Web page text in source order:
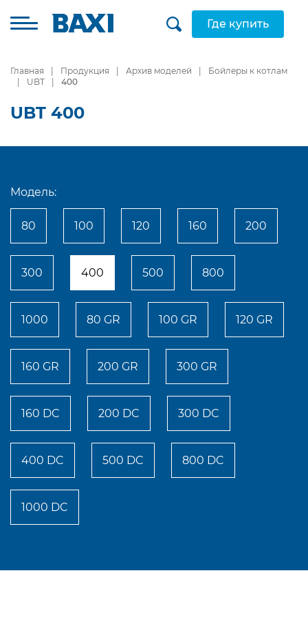
Где купить
Главная Продукция Архив моделей
Бойлеры к котлам
UBT
400
UBT 400
Модель:
80 100 120 160 200
300 400 500 800
1000 80 GR 100 GR 120 GR
160 GR 200 GR 300 GR
160 DC 200 DC 300 DC
400 DC 500 DC 800 DC
1000 DC